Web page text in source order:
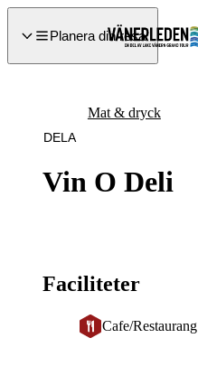
till
Planera din resa
Vin O Deli
Mat & dryck
DELA
Faciliteter
Cafe/Restaurang